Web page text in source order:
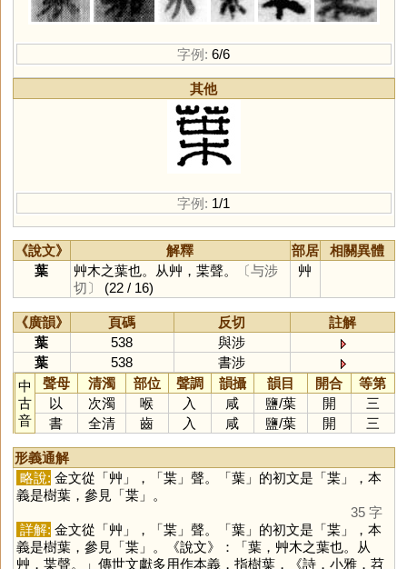
字例: 6/6
其他
字例: 1/1
《說文》 解釋 部居
相關異體
葉
艸木之葉也。从艸，枼聲。
〔与涉
切〕
(22 / 16)
艸
《廣韻》 頁碼 反切
註解
葉
538
與涉
葉
538
書涉
中
古
音
聲母 清濁 部位 聲調 韻攝 韻目 開合
等第
以
次濁 喉 入 咸 鹽/葉 開
三
書
全清 齒 入 咸 鹽/葉 開 三
形義通解
略說: 金文從「艸 」，「枼」聲。「葉」的初文是「枼」，本
義是樹葉，參見「枼」。
35 字
詳解: 金文從「艸 」，「枼」聲。「葉」的初文是「枼」，本
義是樹葉，參見「枼」。《說文》：「葉，艸木之葉也。从
艸，枼聲。」傳世文獻多用作本義，指樹葉，《詩．小雅．苕